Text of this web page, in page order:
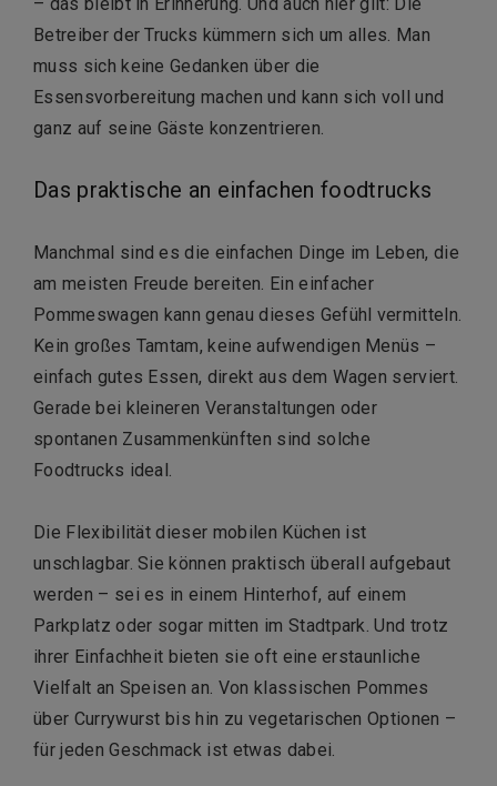
Betreiber der Trucks kümmern sich um alles. Man
muss sich keine Gedanken über die
Essensvorbereitung machen und kann sich voll und
ganz auf seine Gäste konzentrieren.
Das praktische an einfachen foodtrucks
Manchmal sind es die einfachen Dinge im Leben, die
am meisten Freude bereiten. Ein einfacher
Pommeswagen kann genau dieses Gefühl vermitteln.
Kein großes Tamtam, keine aufwendigen Menüs –
einfach gutes Essen, direkt aus dem Wagen serviert.
Gerade bei kleineren Veranstaltungen oder
spontanen Zusammenkünften sind solche
Foodtrucks ideal.
Die Flexibilität dieser mobilen Küchen ist
unschlagbar. Sie können praktisch überall aufgebaut
werden – sei es in einem Hinterhof, auf einem
Parkplatz oder sogar mitten im Stadtpark. Und trotz
ihrer Einfachheit bieten sie oft eine erstaunliche
Vielfalt an Speisen an. Von klassischen Pommes
über Currywurst bis hin zu vegetarischen Optionen –
für jeden Geschmack ist etwas dabei.